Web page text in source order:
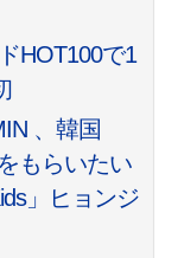
HOT100で1
、韓国
もらいたい
」ヒョンジ